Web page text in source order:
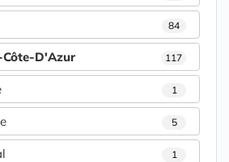
84
Côte-D'Azur 117
1
5
1